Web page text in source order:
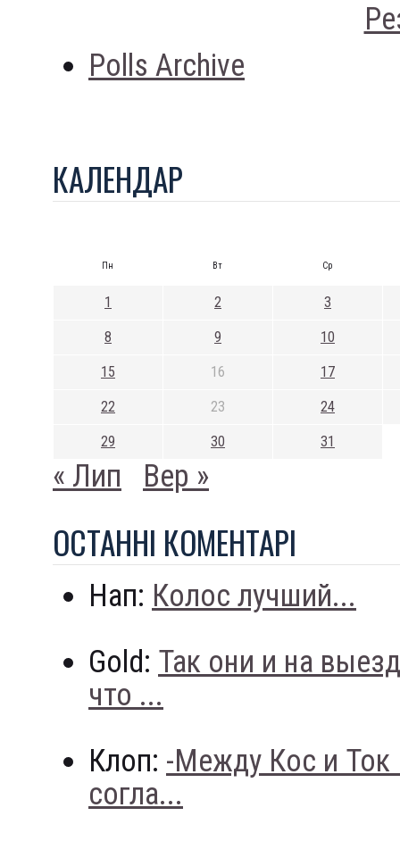
Polls Archive
КАЛЕНДАР
Пн Вт Ср
1 2 3
8 9 10
15 16 17
22 23 24
29 30 31
« Лип Вер »
ОСТАННI КОМЕНТАРI
Нап: Колос лучший...
Gold: Так они и на
что ...
Клоп: -Между Кос и
согла...